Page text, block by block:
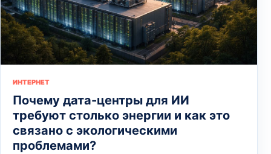
ИНТЕРНЕТ
Почему дата-центры для ИИ
требуют столько энергии и как это
связано с экологическими
проблемами?